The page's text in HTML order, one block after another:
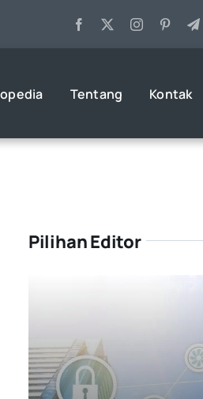
Tentang Kontak
Pilihan Editor